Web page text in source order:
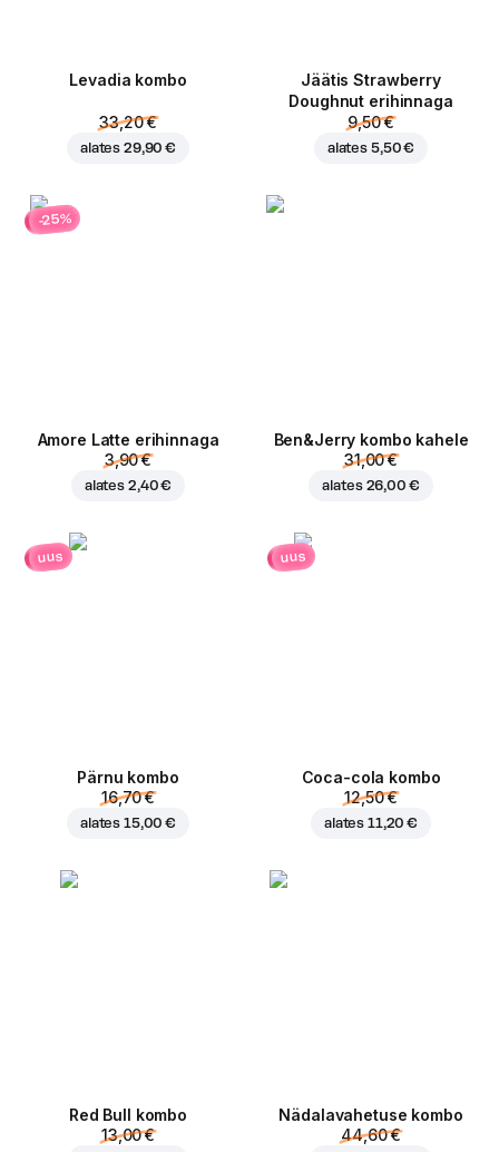
Levadia kombo
33,20 €
alates 29,90 €
Jäätis Strawberry
Doughnut erihinnaga
9,50 €
alates 5,50 €
-25%
Amore Latte erihinnaga
3,90 €
alates 2,40 €
Ben&Jerry kombo kahele
31,00 €
alates 26,00 €
uus
Pärnu kombo
16,70 €
alates 15,00 €
uus
Coca-cola kombo
12,50 €
alates 11,20 €
Red Bull kombo
13,00 €
Nädalavahetuse kombo
44,60 €